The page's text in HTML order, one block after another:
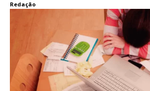
Redação